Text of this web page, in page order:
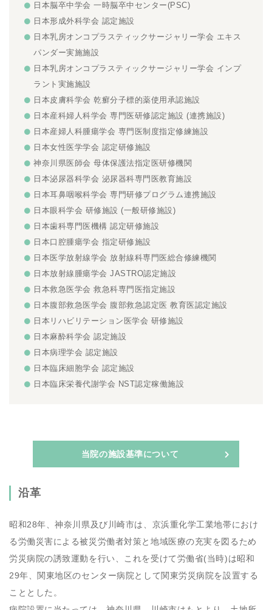
日本脳卒中学会 一時脳卒中センター(PSC)
日本形成外科学会 認定施設
日本乳房オンコプラスティックサージャリー学会 エキス
パンダー実施施設
日本乳房オンコプラスティックサージャリー学会 インプ
ラント実施施設
日本皮膚科学会 乾癬分子標的薬使用承認施設
日本産科婦人科学会 専門医研修認定施設 (連携施設)
日本産婦人科腫瘍学会 専門医制度指定修練施設
日本女性医学学会 認定研修施設
神奈川県医師会 母体保護法指定医研修機関
日本泌尿器科学会 泌尿器科専門医教育施設
日本耳鼻咽喉科学会 専門研修プログラム連携施設
日本眼科学会 研修施設 (一般研修施設)
日本歯科専門医機構 認定研修施設
日本口腔腫瘍学会 指定研修施設
日本医学放射線学会 放射線科専門医総合修練機関
日本放射線腫瘍学会 JASTRO認定施設
日本救急医学会 救急科専門医指定施設
日本腹部救急医学会 腹部救急認定医 教育医認定施設
日本リハビリテーション医学会 研修施設
日本麻酔科学会 認定施設
日本病理学会 認定施設
日本臨床細胞学会 認定施設
日本臨床栄養代謝学会 NST認定稼働施設
当院の施設基準について
沿革
昭和28年、神奈川県及び川崎市は、京浜重化学工業地帯におけ
る労働災害による被災労働者対策と地域医療の充実を図るため
労災病院の誘致運動を行い、これを受けて労働省(当時)は昭和
29年、関東地区のセンター病院として関東労災病院を設置する
こととした。